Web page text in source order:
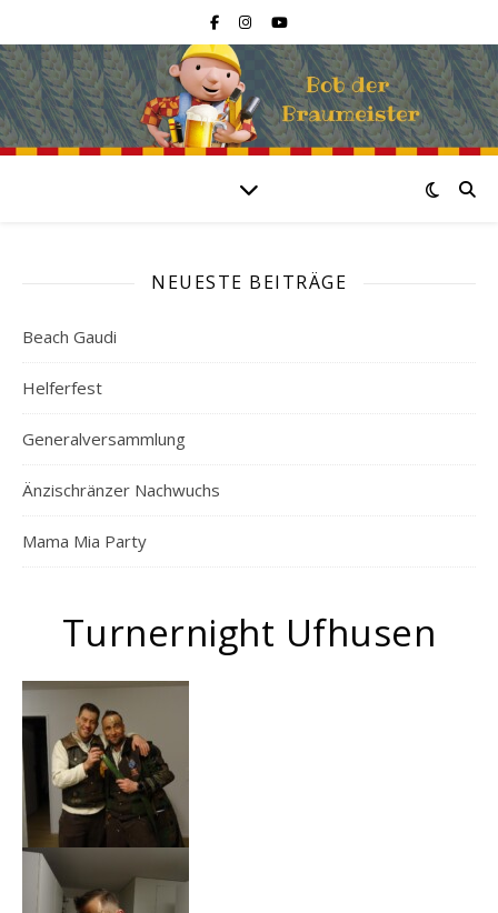
NEUESTE BEITRÄGE
Beach Gaudi
Helferfest
Generalversammlung
Änzischränzer Nachwuchs
Mama Mia Party
Turnernight Ufhusen